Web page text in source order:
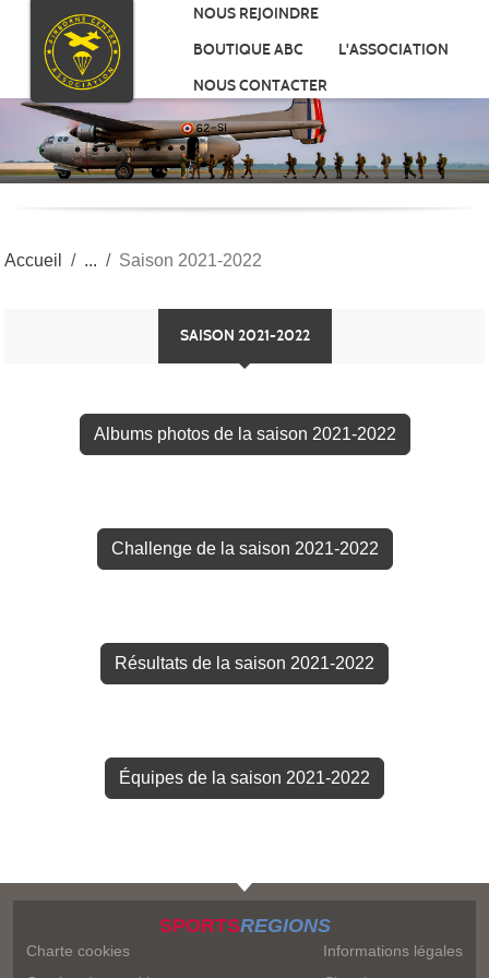
NOUS REJOINDRE
BOUTIQUE ABC
L'ASSOCIATION
NOUS CONTACTER
Accueil Saison 2021-2022
SAISON 2021-2022
Albums photos de la saison 2021-2022
Challenge de la saison 2021-2022
Résultats de la saison 2021-2022
Équipes de la saison 2021-2022
SPORTSREGIONS
Charte cookies
Informations légales
Panneau de gestion des cookies